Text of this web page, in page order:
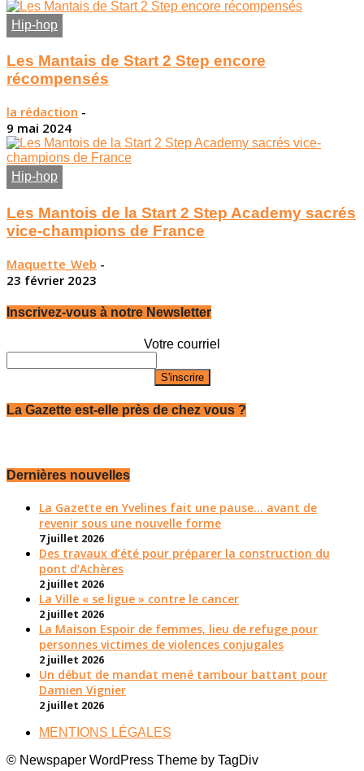
Hip-hop
Les Mantais de Start 2 Step encore
récompensés
la rédaction -
9 mai 2024
Hip-hop
Les Mantois de la Start 2 Step Academy sacrés
vice-champions de France
Maquette_Web -
23 février 2023
Inscrivez-vous à notre Newsletter
Votre courriel
La Gazette est-elle près de chez vous ?
Dernières nouvelles
La Gazette en Yvelines fait une pause... avant de
revenir sous une nouvelle forme
7 juillet 2026
Des travaux d’été pour préparer la construction du
pont d’Achères
2 juillet 2026
La Ville « se ligue » contre le cancer
2 juillet 2026
La Maison Espoir de femmes, lieu de refuge pour
personnes victimes de violences conjugales
2 juillet 2026
Un début de mandat mené tambour battant pour
Damien Vignier
2 juillet 2026
MENTIONS LÉGALES
© Newspaper WordPress Theme by TagDiv